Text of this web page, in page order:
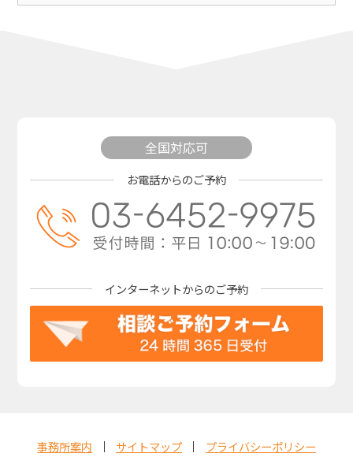
全国対応可
お電話からのご予約
インターネットからのご予約
事務所案内 サイトマップ プライバシーポリシー